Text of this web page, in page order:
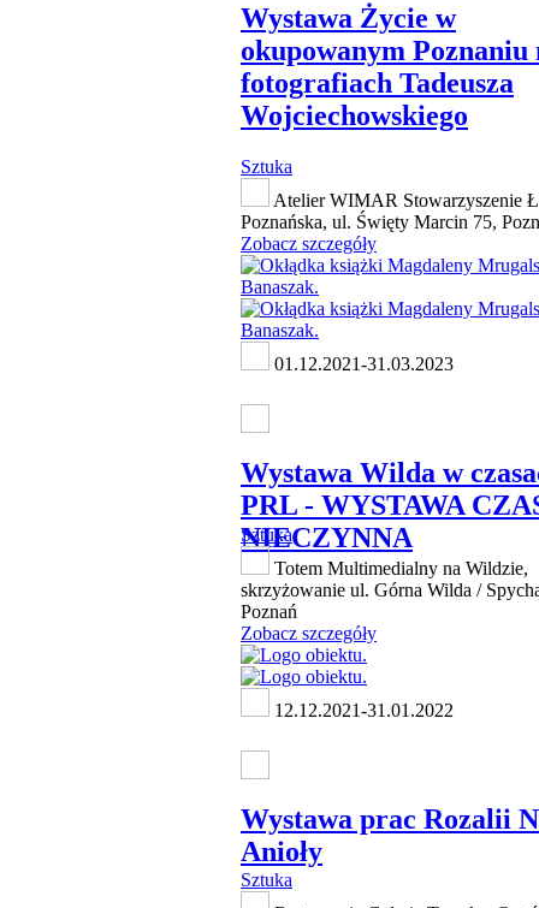
Wystawa Życie w
okupowanym Poznaniu
fotografiach Tadeusza
Wojciechowskiego
Sztuka
Atelier WIMAR Stowarzyszenie
Poznańska, ul. Święty Marcin 75,
Zobacz szczegóły
01.12.2021-31.03.2023
Wystawa Wilda w
PRL - WYSTAWA
NIECZYNNA
Sztuka
Totem Multimedialny na Wildzie,
skrzyżowanie ul. Górna Wilda /
Poznań
Zobacz szczegóły
12.12.2021-31.01.2022
Wystawa prac Rozalii
Anioły
Sztuka